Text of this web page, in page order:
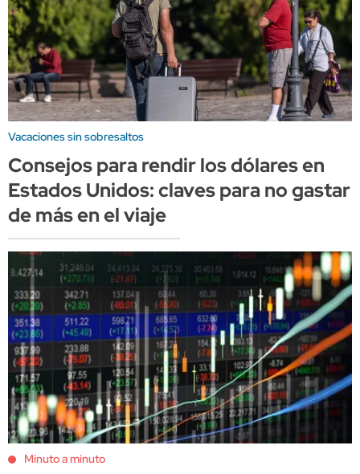
Vacaciones sin sobresaltos
Consejos para rendir los dólares en
Estados Unidos: claves para no gastar
de más en el viaje
Minuto a minuto